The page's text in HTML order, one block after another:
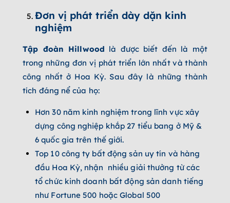
Đơn vị phát triển dày dặn kinh
nghiệm
Tập đoàn Hillwood là được biết đến là một
trong những đơn vị phát triển lớn nhất và thành
công nhất ở Hoa Kỳ. Sau đây là những thành
tích đáng nể của họ:
Hơn 30 năm kinh nghiệm trong lĩnh vực xây
dựng công nghiệp khắp 27 tiểu bang ở Mỹ &
6 quốc gia trên thế giới.
Top 10 công ty bất động sản uy tín và hàng
đầu Hoa Kỳ, nhận nhiều giải thưởng từ các
tổ chức kinh doanh bất động sản danh tiếng
như Fortune 500 hoặc Global 500